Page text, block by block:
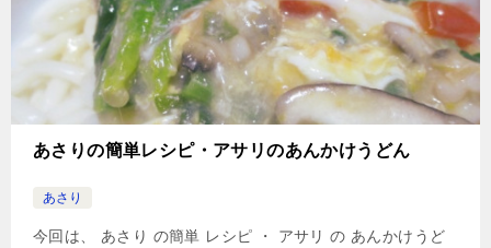
あさりの簡単レシピ・アサリのあんかけうどん
あさり
今回は、 あさり の簡単 レシピ ・ アサリ の あんかけうど